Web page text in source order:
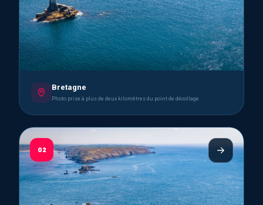
Bretagne
Photo prise à plus de deux kilomètres du point de décollage
02